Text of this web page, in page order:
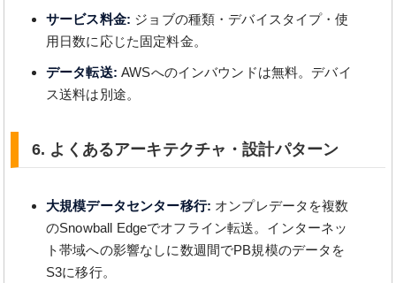
サービス料金: ジョブの種類・デバイスタイプ・使
用日数に応じた固定料金。
データ転送: AWSへのインバウンドは無料。デバイ
ス送料は別途。
6. よくあるアーキテクチャ・設計パターン
大規模データセンター移行: オンプレデータを複数
のSnowball Edgeでオフライン転送。インターネッ
ト帯域への影響なしに数週間でPB規模のデータを
S3に移行。